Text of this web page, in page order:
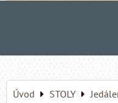
Úvod STOLY